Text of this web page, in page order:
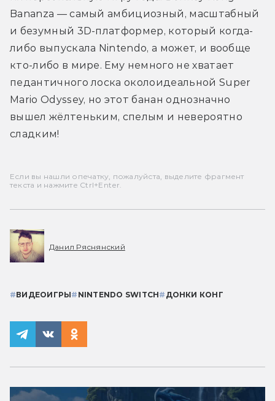
Bananza — самый амбициозный, масштабный
и безумный 3D-платформер, который когда-
либо выпускала Nintendo, а может, и вообще
кто-либо в мире. Ему немного не хватает
педантичного лоска околоидеальной Super
Mario Odyssey, но этот банан однозначно
вышел жёлтеньким, спелым и невероятно
сладким!
Если вы нашли опечатку, пожалуйста, выделите фрагмент
текста и нажмите Ctrl+Enter.
Данил Ряснянский
#ВИДЕОИГРЫ# NINTENDO SWITCH# ДОНКИ КОНГ